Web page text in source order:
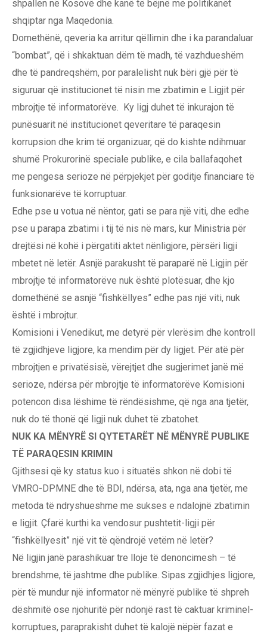
shpallen në Kosovë dhe kanë të bëjnë me politikanët
shqiptar nga Maqedonia.
Domethënë, qeveria ka arritur qëllimin dhe i ka parandaluar
“bombat”, që i shkaktuan dëm të madh, të vazhdueshëm
dhe të pandreqshëm, por paralelisht nuk bëri gjë për të
siguruar që institucionet të nisin me zbatimin e Ligjit për
mbrojtje të informatorëve. Ky ligj duhet të inkurajon të
punësuarit në institucionet qeveritare të paraqesin
korrupsion dhe krim të organizuar, që do kishte ndihmuar
shumë Prokurorinë speciale publike, e cila ballafaqohet
me pengesa serioze në përpjekjet për goditje financiare të
funksionarëve të korruptuar.
Edhe pse u votua në nëntor, gati se para një viti, dhe edhe
pse u parapa zbatimi i tij të nis në mars, kur Ministria për
drejtësi në kohë i përgatiti aktet nënligjore, përsëri ligji
mbetet në letër. Asnjë parakusht të paraparë në Ligjin për
mbrojtje të informatorëve nuk është plotësuar, dhe kjo
domethënë se asnjë “fishkëllyes” edhe pas një viti, nuk
është i mbrojtur.
Komisioni i Venedikut, me detyrë për vlerësim dhe kontroll
të zgjidhjeve ligjore, ka mendim për dy ligjet. Për atë për
mbrojtjen e privatësisë, vërejtjet dhe sugjerimet janë më
serioze, ndërsa për mbrojtje të informatorëve Komisioni
potencon disa lëshime të rëndësishme, që nga ana tjetër,
nuk do të thonë që ligji nuk duhet të zbatohet.
NUK KA MËNYRË SI QYTETARËT NË MËNYRË PUBLIKE
TË PARAQESIN KRIMIN
Gjithsesi që ky status kuo i situatës shkon në dobi të
VMRO-DPMNE dhe të BDI, ndërsa, ata, nga ana tjetër, me
metoda të ndryshueshme me sukses e ndalojnë zbatimin
e ligjit. Çfarë kurthi ka vendosur pushtetit-ligji për
“fishkëllyesit” një vit të qëndrojë vetëm në letër?
Në ligjin janë parashikuar tre lloje të denoncimesh – të
brendshme, të jashtme dhe publike. Sipas zgjidhjes ligjore,
për të mundur një informator në mënyrë publike të shpreh
dëshmitë ose njohuritë për ndonjë rast të caktuar kriminel-
korruptues, paraprakisht duhet të kalojë nëpër fazat e